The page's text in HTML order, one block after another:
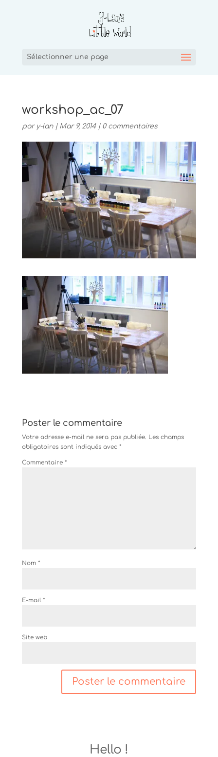
Sélectionner une page
workshop_ac_07
par y-lan| Mar 9, 2014| 0 commentaires
Poster le commentaire
Votre adresse e-mail ne sera pas publiée. Les champs
obligatoires sont indiqués avec *
Commentaire *
Nom *
E-mail *
Site web
Hello !